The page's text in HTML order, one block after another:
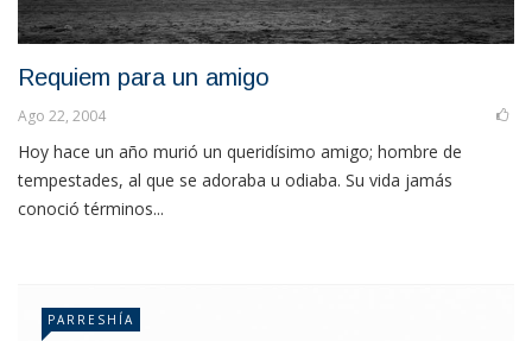
Requiem para un amigo
Ago 22, 2004
Hoy hace un año murió un queridísimo amigo; hombre de
tempestades, al que se adoraba u odiaba. Su vida jamás
conoció términos...
PARRESHÍA